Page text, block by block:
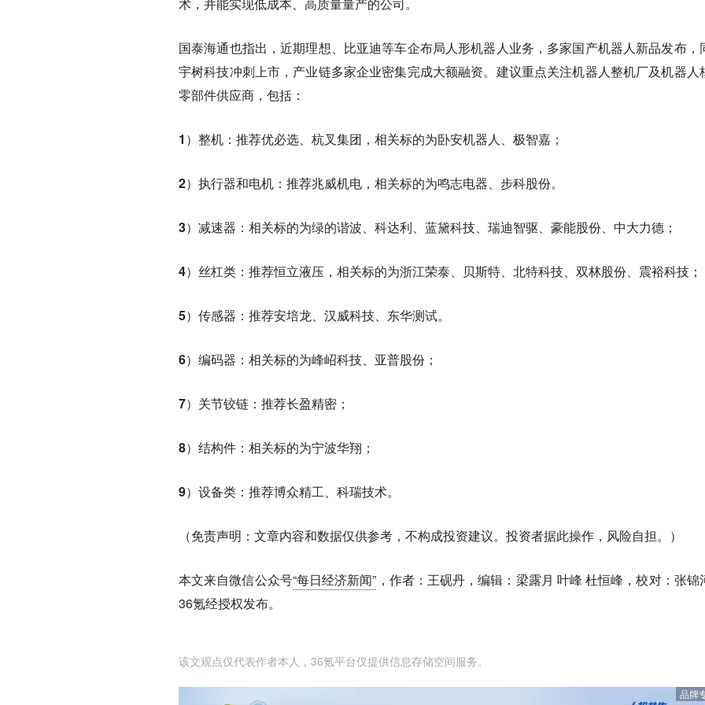
国泰海通也指出 ，近期理想、比亚迪等车企布局人形机器人业务，多家国产机器人新品发布，
宇树科技冲刺上市，产业链多家企业密集完成大额融资。建议重点关注机器人整机厂及机器人
零部件供应商，包括：
1）整机： 推荐优必选、杭叉集团，相关标的为卧安机器人、极智嘉；
2）执行器和电机： 推荐兆威机电，相关标的为鸣志电器、步科股份。
3）减速器： 相关标的为绿的谐波、科达利、蓝黛科技、瑞迪智驱、豪能股份、中大力德；
4）丝杠类： 推荐恒立液压，相关标的为浙江荣泰、贝斯特、北特科技、双林股份、震裕科技；
5）传感器： 推荐安培龙、汉威科技、东华测试。
6）编码器： 相关标的为峰岹科技、亚普股份；
7）关节铰链： 推荐长盈精密；
8）结构件： 相关标的为宁波华翔；
9）设备类： 推荐博众精工、科瑞技术。
（免责声明：文章内容和数据仅供参考，不构成投资建议。投资者据此操作，风险自担。）
本文来自微信公众号“每日经济新闻” ，作者：王砚丹，编辑：梁露月 叶峰 杜恒峰，校对：张锦
36氪经授权发布。
该文观点仅代表作者本人，36氪平台仅提供信息存储空间服务。
品牌